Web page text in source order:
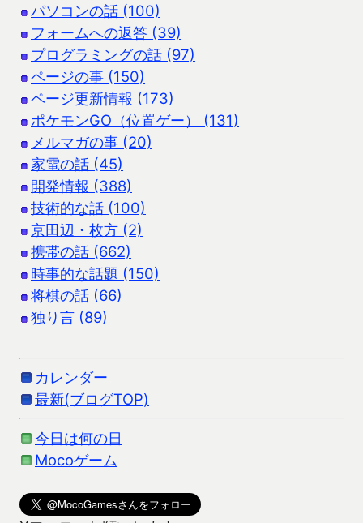
パソコンの話 (100)
フォームへの返答 (39)
プログラミングの話 (97)
ページの事 (150)
ページ更新情報 (173)
ポケモンGO（位置ゲー） (131)
メルマガの事 (20)
家電の話 (45)
開発情報 (388)
技術的な話 (100)
京田辺・枚方 (2)
携帯の話 (662)
時事的な話題 (150)
将棋の話 (66)
独り言 (89)
カレンダー
最新(ブログTOP)
今日は何の日
Mocoゲーム